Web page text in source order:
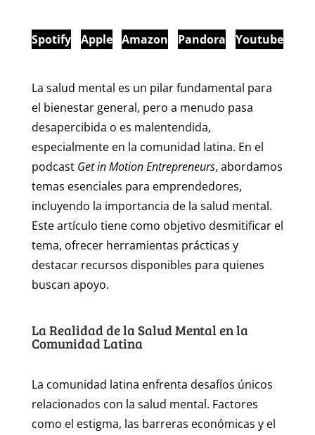
Spotify Apple Amazon Pandora Youtube
La salud mental es un pilar fundamental para
el bienestar general, pero a menudo pasa
desapercibida o es malentendida,
especialmente en la comunidad latina. En el
podcast Get in Motion Entrepreneurs, abordamos
temas esenciales para emprendedores,
incluyendo la importancia de la salud mental.
Este artículo tiene como objetivo desmitificar el
tema, ofrecer herramientas prácticas y
destacar recursos disponibles para quienes
buscan apoyo.
La Realidad de la Salud Mental en la
Comunidad Latina
La comunidad latina enfrenta desafíos únicos
relacionados con la salud mental. Factores
como el estigma, las barreras económicas y el